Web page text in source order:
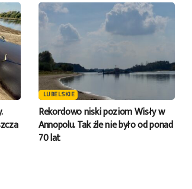
LUBELSKIE
Rekordowo niski poziom Wisły w
Annopolu. Tak źle nie było od ponad
70 lat